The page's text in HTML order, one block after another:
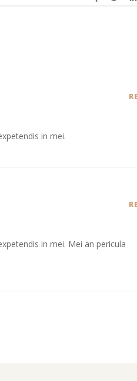
in mei.
in mei. Mei an pericula